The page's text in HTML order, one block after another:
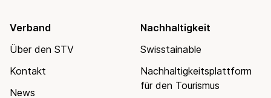
Verband
Über den STV
Kontakt
News
Nachhaltigkeit
Swisstainable
Nachhaltigkeitsplattform
für den Tourismus